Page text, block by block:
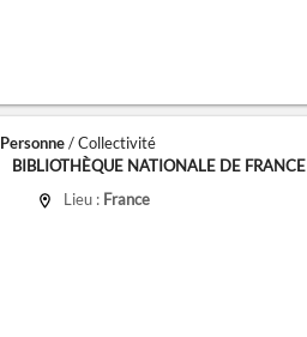
Personne/ Collectivité
BIBLIOTHÈQUE NATIONALE DE FRANCE
Lieu : France